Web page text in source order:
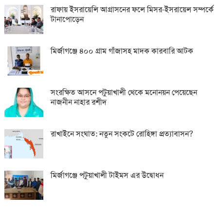
রাফায় ইসরায়েলি আগ্রাসনের ফলে মিসর-ইসরায়েল সম্পর্কে
টানাপোড়েন
মির্জাগঞ্জে ৪০০ গ্রাম গাঁজাসহ মাদক কারবারি আটক
সংরক্ষিত আসনে পটুয়াখালী থেকে মনোনয়ন পেয়েছেন
নাজনীন নাহার রশীদ
রাখাইনে সংঘাত: নতুন সংকটে রোহিঙ্গা প্রত্যাবাসন?
মির্জাগঞ্জে পটুয়াখালী টাইমস এর উদ্বোধন